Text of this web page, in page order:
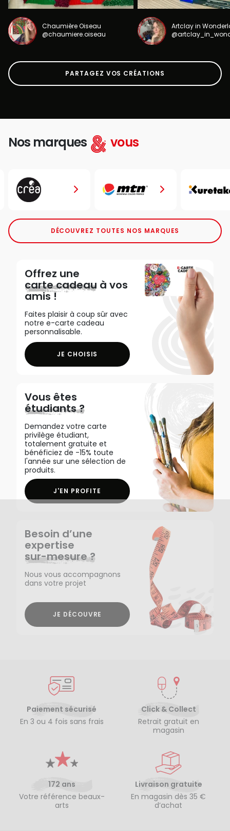
Chaumière Oiseau
@chaumiere.oiseau
Artclay in
PARTAGEZ VOS CRÉATIONS
Nos marques vous
DÉCOUVREZ TOUTES NOS MARQUES
Offrez une
carte cadeau à vos
amis !
Faites plaisir à coup sûr avec
notre e-carte cadeau
personnalisable.
JE CHOISIS
Vous êtes
étudiants ?
Demandez votre carte
privilège étudiant,
totalement gratuite et
bénéficiez de -15% toute
l'année sur une sélection de
produits.
J'EN PROFITE
Besoin d’une
expertise
sur-mesure ?
Nous vous accompagnons
dans votre projet
JE DÉCOUVRE
Paiement sécurisé
En 3 ou 4 fois sans frais
Click & Collect
Retrait gratuit en
magasin
172 ans
Votre référence beaux-
arts
Livraison gratuite
En magasin dès 35 €
d’achat